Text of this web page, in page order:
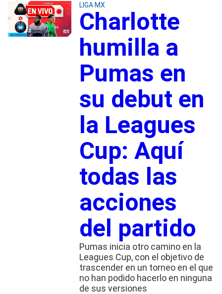
LIGA MX
Charlotte
humilla a
Pumas en
su debut en
la Leagues
Cup: Aquí
todas las
acciones
del partido
Pumas inicia otro camino en la
Leagues Cup, con el objetivo de
trascender en un torneo en el que
no han podido hacerlo en ninguna
de sus versiones